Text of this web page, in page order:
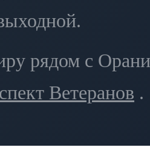
рядом с
Ветеранов .